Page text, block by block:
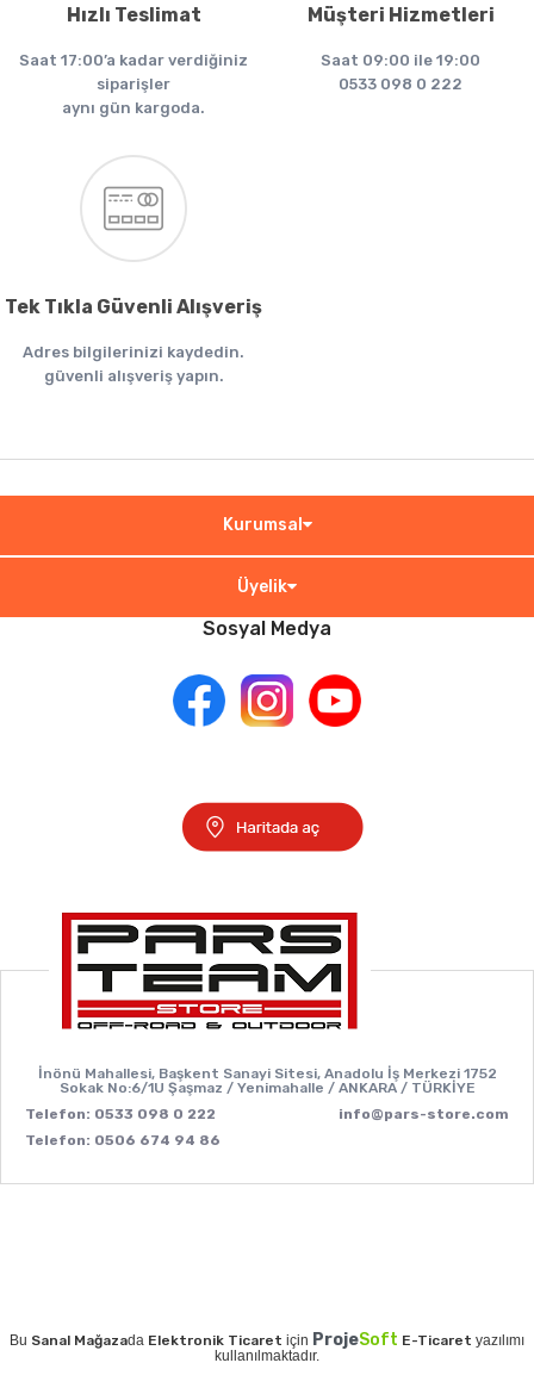
Hızlı Teslimat
Saat 17:00’a kadar verdiğiniz
siparişler
aynı gün kargoda.
Müşteri Hizmetleri
Saat 09:00 ile 19:00
0533 098 0 222
Tek Tıkla Güvenli Alışveriş
Adres bilgilerinizi kaydedin.
güvenli alışveriş yapın.
Kurumsal
Üyelik
Sosyal Medya
İnönü Mahallesi, Başkent Sanayi Sitesi, Anadolu İş Merkezi 1752
Sokak No:6/1U Şaşmaz / Yenimahalle / ANKARA / TÜRKİYE
Telefon: 0533 098 0 222
info@pars-store.com
Telefon: 0506 674 94 86
Bu Sanal Mağazada Elektronik Ticaret için ProjeSoft E-Ticaret yazılımı
kullanılmaktadır.